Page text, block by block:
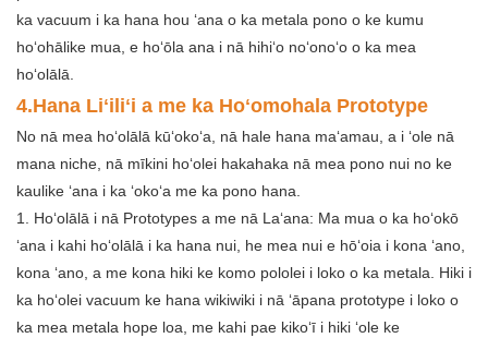
ka vacuum i ka hana hou ʻana o ka metala pono o ke kumu
hoʻohālike mua, e hoʻōla ana i nā hihiʻo noʻonoʻo o ka mea
hoʻolālā.
4.Hana Liʻiliʻi a me ka Hoʻomohala Prototype
No nā mea hoʻolālā kūʻokoʻa, nā hale hana maʻamau, a i ʻole nā ​​​​​​
mana niche, nā mīkini hoʻolei hakahaka nā ​​​​mea pono nui no ke
kaulike ʻana i ka ʻokoʻa me ka pono hana.
1. Hoʻolālā i nā Prototypes a me nā Laʻana: Ma mua o ka hoʻokō
ʻana i kahi hoʻolālā i ka hana nui, he mea nui e hōʻoia i kona ʻano,
kona ʻano, a me kona hiki ke komo pololei i loko o ka metala. Hiki i
ka hoʻolei vacuum ke hana wikiwiki i nā ʻāpana prototype i loko o
ka mea metala hope loa, me kahi pae kikoʻī i hiki ʻole ke